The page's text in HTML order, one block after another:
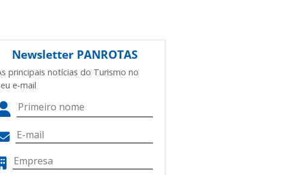
Newsletter PANROTAS
principais notícias do Turismo no
e-mail